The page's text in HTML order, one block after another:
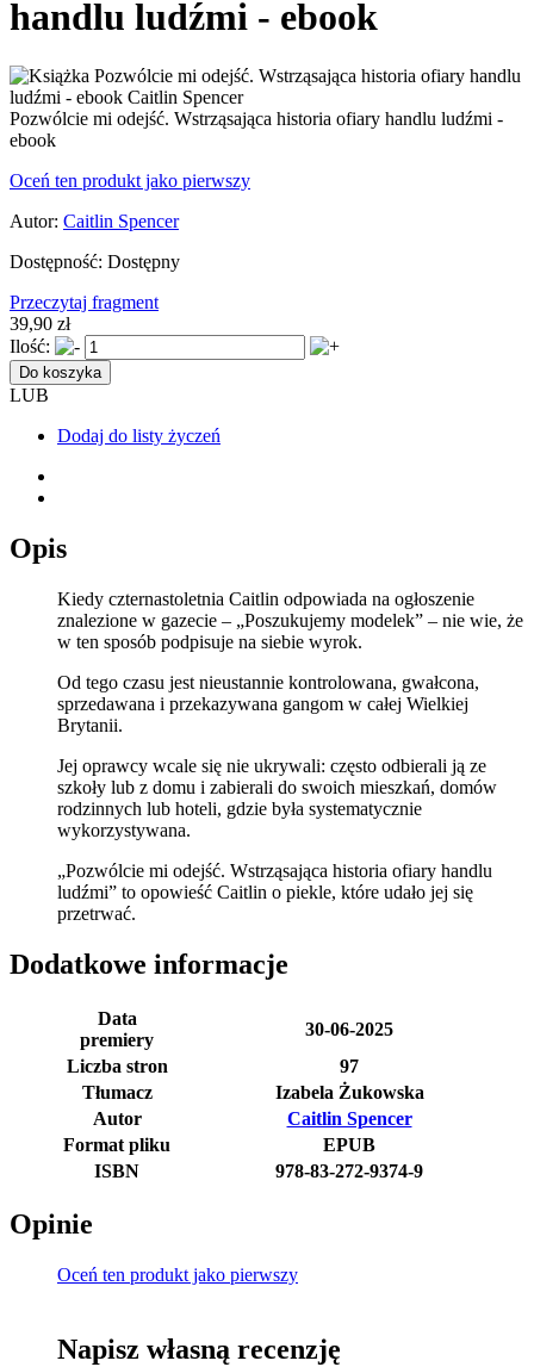
handlu ludźmi - ebook
Pozwólcie mi odejść. Wstrząsająca historia ofiary handlu ludźmi -
ebook
Oceń ten produkt jako pierwszy
Autor: Caitlin Spencer
Dostępność: Dostępny
Przeczytaj fragment
39,90 zł
Ilość:
Do koszyka
LUB
Dodaj do listy życzeń
Opis
Kiedy czternastoletnia Caitlin odpowiada na ogłoszenie
znalezione w gazecie – „Poszukujemy modelek” – nie wie, że
w ten sposób podpisuje na siebie wyrok.
Od tego czasu jest nieustannie kontrolowana, gwałcona,
sprzedawana i przekazywana gangom w całej Wielkiej
Brytanii.
Jej oprawcy wcale się nie ukrywali: często odbierali ją ze
szkoły lub z domu i zabierali do swoich mieszkań, domów
rodzinnych lub hoteli, gdzie była systematycznie
wykorzystywana.
„Pozwólcie mi odejść. Wstrząsająca historia ofiary handlu
ludźmi” to opowieść Caitlin o piekle, które udało jej się
przetrwać.
Dodatkowe informacje
Data
premiery
30-06-2025
Liczba stron
97
Tłumacz
Izabela Żukowska
Autor
Caitlin Spencer
Format pliku
EPUB
ISBN
978-83-272-9374-9
Opinie
Oceń ten produkt jako pierwszy
Napisz własną recenzję